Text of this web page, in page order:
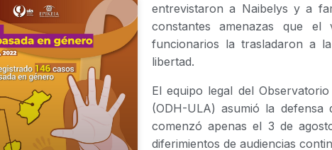
entrevistaron a Naibelys y a
constantes amenazas que
funcionarios la trasladaron a
libertad.
El equipo legal del
(ODH-ULA) asumió la
comenzó apenas el 3 de
diferimientos de audiencias